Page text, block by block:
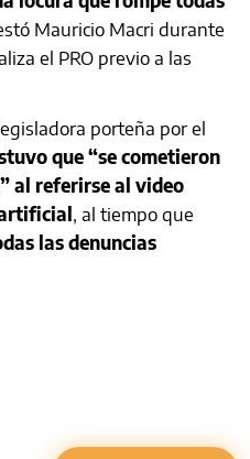
Mauricio Macri durante
el PRO previo a las
porteña por el
que “se cometieron
al referirse al video
, al tiempo que
las denuncias